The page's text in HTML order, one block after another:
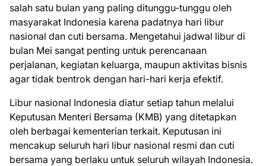
salah satu bulan yang paling ditunggu-tunggu oleh
masyarakat Indonesia karena padatnya hari libur
nasional dan cuti bersama. Mengetahui jadwal libur di
bulan Mei sangat penting untuk perencanaan
perjalanan, kegiatan keluarga, maupun aktivitas bisnis
agar tidak bentrok dengan hari-hari kerja efektif.
Libur nasional Indonesia diatur setiap tahun melalui
Keputusan Menteri Bersama (KMB) yang ditetapkan
oleh berbagai kementerian terkait. Keputusan ini
mencakup seluruh hari libur nasional resmi dan cuti
bersama yang berlaku untuk seluruh wilayah Indonesia.